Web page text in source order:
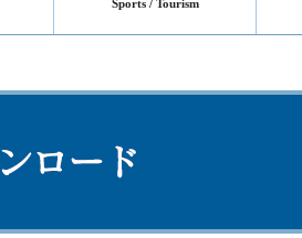
Sports / Tourism